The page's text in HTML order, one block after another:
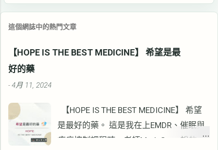
這個網誌中的熱門文章
【HOPE IS THE BEST MEDICINE】 希望是最
好的藥
-4月 11, 2024
【HOPE IS THE BEST MEDICINE】 希望
是最好的藥。 這是我在上EMDR、催眠與
疼痛控制課程時，老師Mark Grant說的